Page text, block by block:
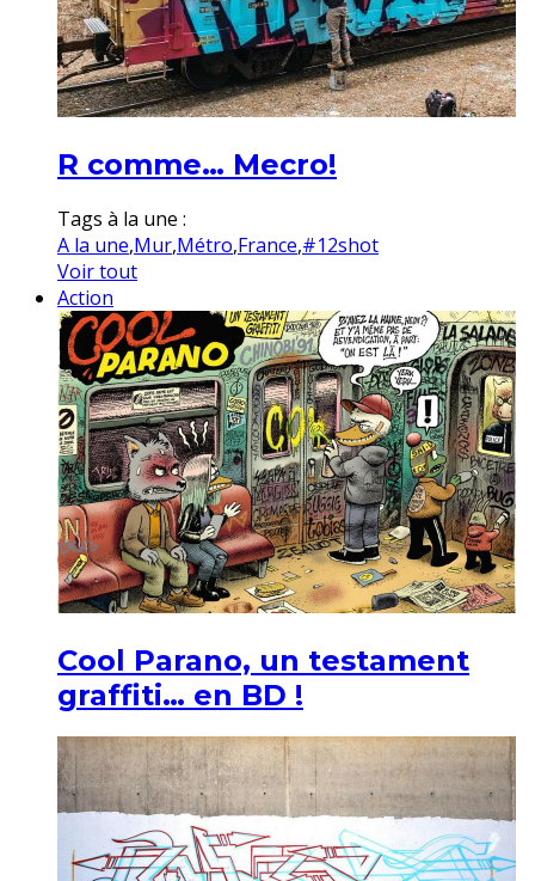
R comme… Mecro!
Tags à la une :
A la une,Mur,Métro,France,#12shot
Voir tout
Action
Cool Parano, un testament
graffiti… en BD !